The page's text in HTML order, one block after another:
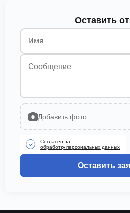
Оставить
Добавить фото
Согласен на
обработку персональных данных
Оставить